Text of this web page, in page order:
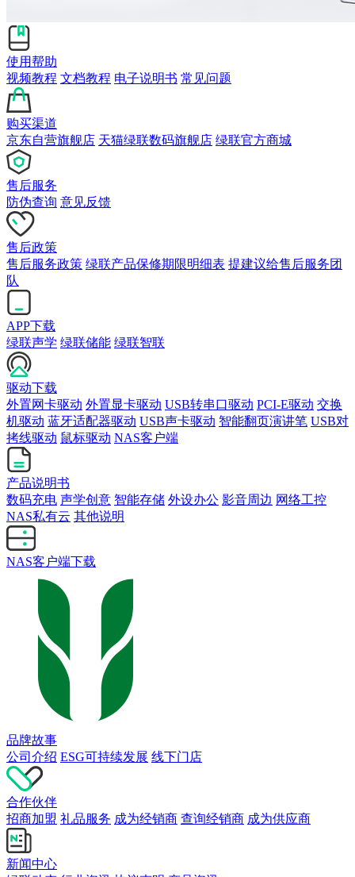
使用帮助
视频教程 文档教程 电子说明书 常见问题
购买渠道
京东自营旗舰店 天猫绿联数码旗舰店 绿联官方商城
售后服务
防伪查询 意见反馈
售后政策
售后服务政策 绿联产品保修期限明细表 提建议给售后服务团
队
APP下载
绿联声学 绿联储能 绿联智联
驱动下载
外置网卡驱动 外置显卡驱动 USB转串口驱动 PCI-E驱动 交换
机驱动 蓝牙适配器驱动 USB声卡驱动 智能翻页演讲笔 USB对
拷线驱动 鼠标驱动 NAS客户端
产品说明书
数码充电 声学创意 智能存储 外设办公 影音周边 网络工控
NAS私有云 其他说明
NAS客户端下载
品牌故事
公司介绍 ESG可持续发展 线下门店
合作伙伴
招商加盟 礼品服务 成为经销商 查询经销商 成为供应商
新闻中心